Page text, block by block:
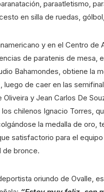
paraatletismo,
en silla de ruedas,
y en el Centro
de paratenis de mesa,
Bahamondes, obtiene la
luego de caer en las
Oliveira y Jean Carlos De
chilenos Ignacio Torres,
la medalla de
satisfactorio para el
de bronce.
oriundo de Ovalle,